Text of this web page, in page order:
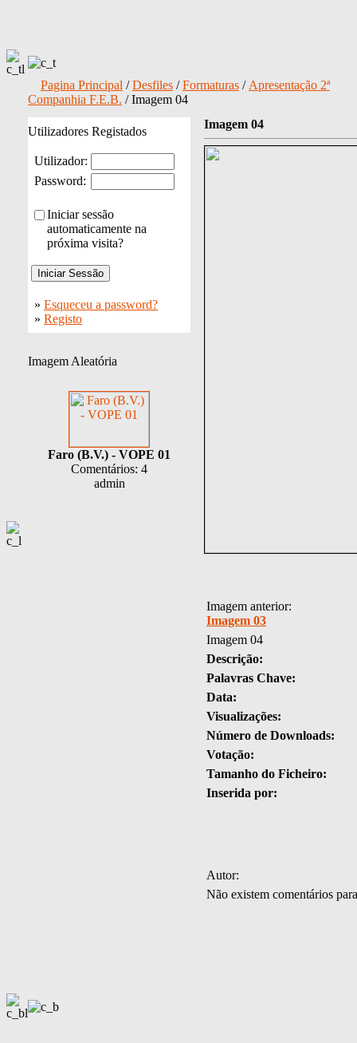
Pagina Principal /Desfiles /Formaturas / Apresentação 2ª
Companhia F.E.B. / Imagem 04
Utilizadores Registados
Utilizador:
Password:
Iniciar sessão
automaticamente na
próxima visita?
» Esqueceu a password?
» Registo
Imagem Aleatória
Faro (B.V.) - VOPE 01
Comentários: 4
admin
Imagem 04
Imagem anterior:
Imagem 03
Imagem 04
Descrição:
Palavras Chave:
Data:
Visualizações:
Número de Downloads:
Votação:
Tamanho do Ficheiro:
Inserida por:
Autor:
Não existem comentários